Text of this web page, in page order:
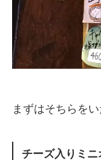
まずはそちらを
チーズ入りミニ